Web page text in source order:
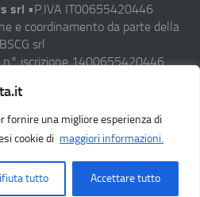
fornire una migliore esperienza di
cookie di maggiori informazioni.
tutto Accettare tutto
srl •P.IVA IT00655420446
e coordinamento da parte della
BSCG srl
n° iscrizione 1400655420446
• N° verde: 800-911-393
policy